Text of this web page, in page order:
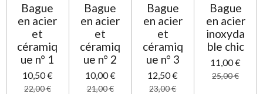
Bague
en acier
et
céramiq
ue n° 1
10,50 €
22,00 €
Bague
en acier
et
céramiq
ue n° 2
10,00 €
21,00 €
Bague
en acier
et
céramiq
ue n° 3
12,50 €
23,00 €
Bague
en acier
inoxyda
ble chic
11,00 €
25,00 €